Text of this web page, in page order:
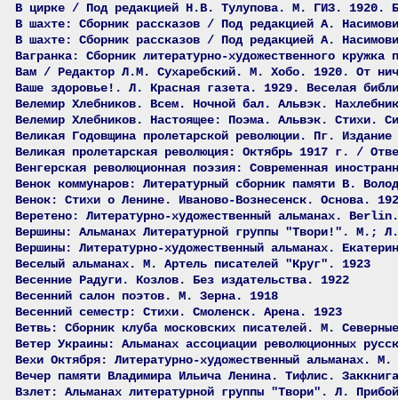
В цирке / Под редакцией Н.В. Тулупова. М. ГИЗ. 1920.
В шахте: Сборник рассказов / Под редакцией А.
В шахте: Сборник рассказов / Под редакцией А.
Вагранка: Сборник литературно-художественного
Вам / Редактор Л.М. Сухаребский. М. Хобо. 1920. От
Ваше здоровье!. Л. Красная газета. 1929. Веселая
Велемир Хлебников. Всем. Ночной бал. Альвэк.
Велемир Хлебников. Настоящее: Поэма. Альвэк. Стихи.
Великая Годовщина пролетарской революции. Пг.
Великая пролетарская революция: Октябрь 1917 г. /
Венгерская революционная поэзия: Современная
Венок коммунаров: Литературный сборник памяти В.
Венок: Стихи о Ленине. Иваново-Вознесенск. Основа.
Веретено: Литературно-художественный альманах.
Вершины: Альманах Литературной группы "Твори!". М.;
Вершины: Литературно-художественный альманах.
Веселый альманах. М. Артель писателей "Круг". 1923
Весенние Радуги. Козлов. Без издательства. 1922
Весенний салон поэтов. М. Зерна. 1918
Весенний семестр: Стихи. Смоленск. Арена. 1923
Ветвь: Сборник клуба московских писателей. М.
Ветер Украины: Альманах ассоциации революционных
Вехи Октября: Литературно-художественный альманах.
Вечер памяти Владимира Ильича Ленина. Тифлис.
Взлет: Альманах литературной группы "Твори". Л.